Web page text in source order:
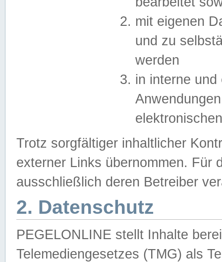
mit eigenen
und zu
werden
in interne
Trotz sorgfältiger inhaltlicher
externer Links übernommen. Für
ausschließlich deren Betreiber
2. Datenschutz
PEGELONLINE stellt Inhalte
Telemediengesetzes (TMG) als